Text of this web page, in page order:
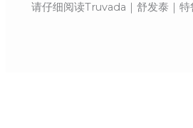
请仔细阅读Truvada｜舒发泰｜